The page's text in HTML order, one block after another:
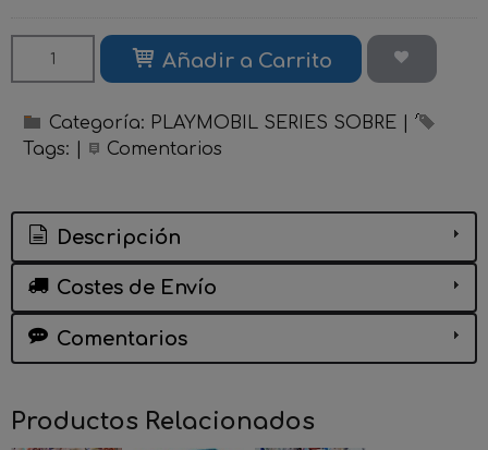
Añadir a Carrito
Categoría: PLAYMOBIL SERIES SOBRE
Tags:
Comentarios
Descripción
Costes de Envío
Comentarios
Productos Relacionados